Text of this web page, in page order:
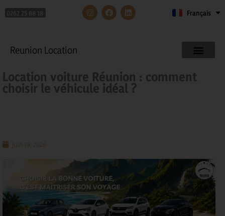
0262 25 88 18 Français
English
Reunion Location
Location voiture Réunion : comment
choisir le véhicule idéal ?
juin 19, 2026